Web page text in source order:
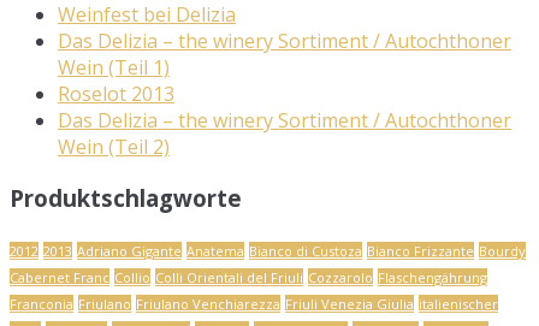
Weinfest bei Delizia
Das Delizia – the winery Sortiment / Autochthoner
Wein (Teil 1)
Roselot 2013
Das Delizia – the winery Sortiment / Autochthoner
Wein (Teil 2)
Produktschlagworte
2012 2013 Adriano Gigante Anatema Bianco di Custoza Bianco Frizzante Bourdy
Cabernet Franc Collio Colli Orientali del Friuli Cozzarolo Flaschengährung
Franconia Friulano Friulano Venchiarezza Friuli Venezia Giulia italienischer